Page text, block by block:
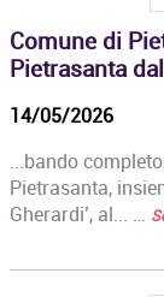
Comune di
Pietrasanta
14/05/2026
...bando
Pietrasanta,
Gherardi’, al... …